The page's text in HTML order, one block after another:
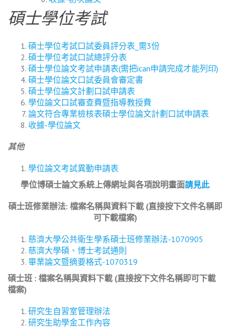
碩士學位考試
碩士學位考試口試委員評分表_需3份
碩士學位考試口試總評分表
碩士學位論文考試申請表(需把ican申請完成才能列印)
碩士學位論文口試委員會審定書
碩士學位論文計劃口試申請表
學位論文口試審查費暨指導教授費
論文符合專業檢核表碩士學位論文計劃口試申請表
收據-學位論文
其他
學位論文考試異動申請表
學位博碩士論文系統上傳網址與各項說明畫面請見此
碩士班修業辦法: 檔案名稱與資料下載(直接按下文件名稱即
可下載檔案)
慈濟大學公共衛生學系碩士班修業辦法-1070905
慈濟大學碩、博士考試通則
畢業論文暨摘要格式-1070319
碩士班 : 檔案名稱與資料下載 (直接按下文件名稱即可下載
檔案)
研究生自習室管理辦法
研究生助學金工作內容